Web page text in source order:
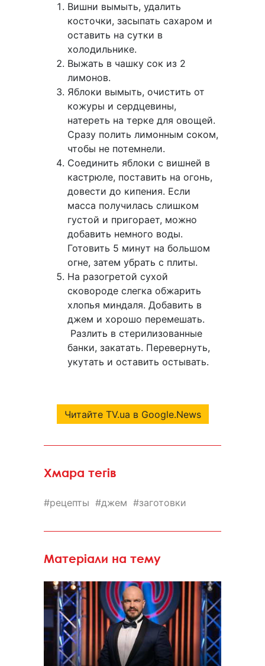
Вишни вымыть, удалить
косточки, засыпать сахаром и
оставить на сутки в
холодильнике.
Выжать в чашку сок из 2
лимонов.
Яблоки вымыть, очистить от
кожуры и сердцевины,
натереть на терке для овощей.
Сразу полить лимонным соком,
чтобы не потемнели.
Соединить яблоки с вишней в
кастрюле, поставить на огонь,
довести до кипения. Если
масса получилась слишком
густой и пригорает, можно
добавить немного воды.
Готовить 5 минут на большом
огне, затем убрать с плиты.
На разогретой сухой
сковороде слегка обжарить
хлопья миндаля. Добавить в
джем и хорошо перемешать.
Разлить в стерилизованные
банки, закатать. Перевернуть,
укутать и оставить остывать.
Читайте TV.ua в Google.News
Хмара тегів
рецепты джем заготовки
Матеріали на тему